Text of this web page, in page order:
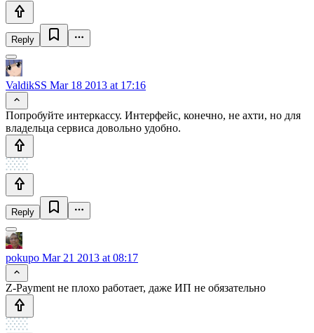
Reply
ValdikSS Mar 18 2013 at 17:16
Попробуйте интеркассу. Интерфейс, конечно, не ахти, но для
владельца сервиса довольно удобно.
Reply
pokupo Mar 21 2013 at 08:17
Z-Payment не плохо работает, даже ИП не обязательно